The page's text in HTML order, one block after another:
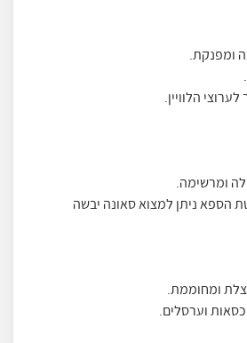
ומפנקת.
ומרשימה.
הספא ניתן למצוא סאונה יבשה
ומחוממת.
וערסלים.